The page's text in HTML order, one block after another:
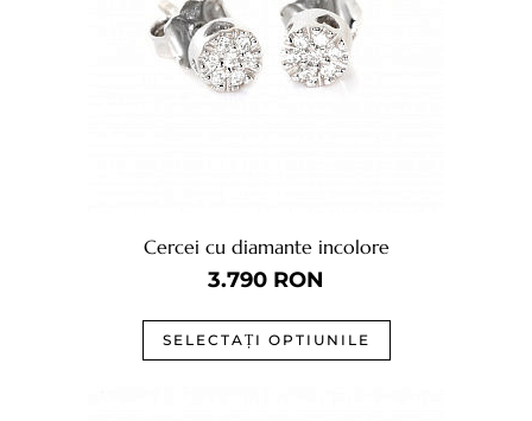
Cercei cu diamante incolore
3.790 RON
SELECTAȚI OPTIUNILE